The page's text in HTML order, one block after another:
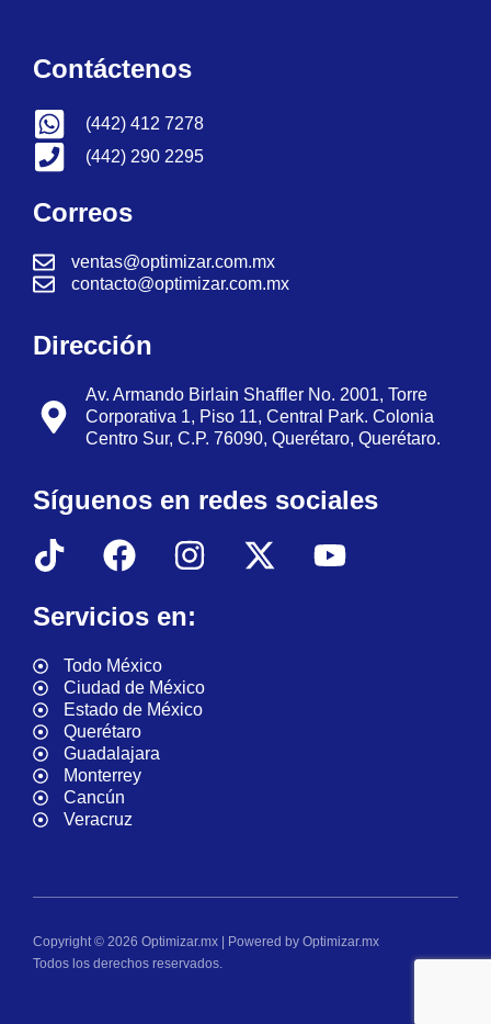
Contáctenos
(442) 412 7278
(442) 290 2295
Correos
ventas@optimizar.com.mx
contacto@optimizar.com.mx
Dirección
Av. Armando Birlain Shaffler No. 2001, Torre
Corporativa 1, Piso 11, Central Park. Colonia
Centro Sur, C.P. 76090, Querétaro, Querétaro.
Síguenos en redes sociales
Servicios en:
Todo México
Ciudad de México
Estado de México
Querétaro
Guadalajara
Monterrey
Cancún
Veracruz
Copyright © 2026 Optimizar.mx | Powered by Optimizar.mx
Todos los derechos reservados.